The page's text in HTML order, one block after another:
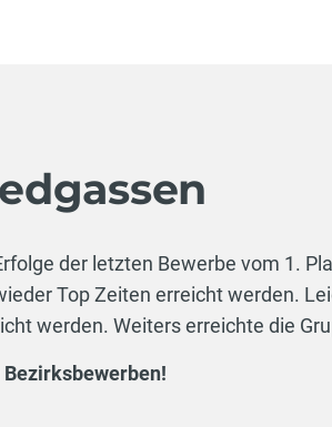
der letzten Bewerbe vom 1.
Top Zeiten erreicht werden.
werden. Weiters erreichte die